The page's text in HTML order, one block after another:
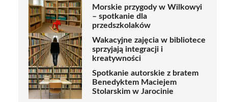
Morskie przygody w Wilkowyi
– spotkanie dla
przedszkolaków
Wakacyjne zajęcia w bibliotece
sprzyjają integracji i
kreatywności
Spotkanie autorskie z bratem
Benedyktem Maciejem
Stolarskim w Jarocinie